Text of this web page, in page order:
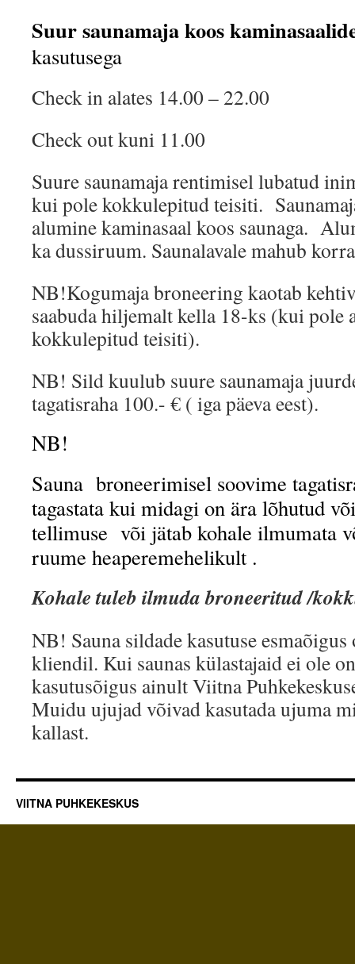
Suur saunamaja koos
kasutusega
Check in alates 14.00 – 22.00
Check out kuni 11.00
Suure saunamaja rentimisel lubatud
kui pole kokkulepitud teisiti.
alumine kaminasaal koos saunaga.
ka dussiruum. Saunalavale mahub
NB!Kogumaja broneering kaotab
saabuda hiljemalt kella 18-ks (kui pole
kokkulepitud teisiti).
NB! Sild kuulub suure saunamaja
tagatisraha 100.- € ( iga päeva eest).
NB!
Sauna broneerimisel soovime
tagastata kui midagi on ära lõhutud
tellimuse või jätab kohale ilmumata
ruume heaperemehelikult .
Kohale tuleb ilmuda broneeritud /
NB! Sauna sildade kasutuse
kliendil. Kui saunas külastajaid ei ole
kasutusõigus ainult Viitna
Muidu ujujad võivad kasutada ujuma
kallast.
VIITNA PUHKEKESKUS